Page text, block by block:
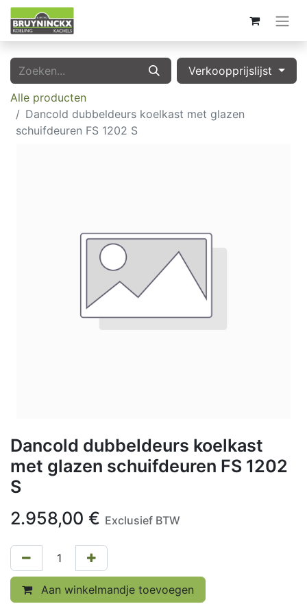
Verkoopprijslijst
Alle producten
Dancold dubbeldeurs koelkast met glazen
schuifdeuren FS 1202 S
Dancold dubbeldeurs koelkast
met glazen schuifdeuren FS 1202
S
2.958,00 € Exclusief BTW
Aan winkelmandje toevoegen